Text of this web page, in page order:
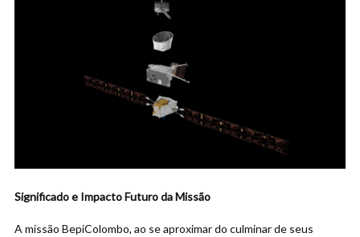
Significado e Impacto Futuro da Missão
A missão BepiColombo, ao se aproximar do culminar de seus